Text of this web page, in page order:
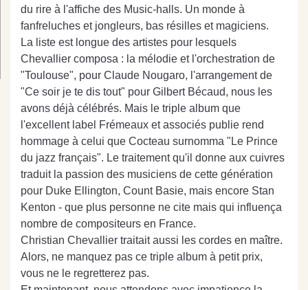
du rire à l'affiche des Music-halls. Un monde à
fanfreluches et jongleurs, bas résilles et magiciens.
La liste est longue des artistes pour lesquels
Chevallier composa : la mélodie et l'orchestration de
"Toulouse", pour Claude Nougaro, l'arrangement de
"Ce soir je te dis tout" pour Gilbert Bécaud, nous les
avons déjà célébrés. Mais le triple album que
l'excellent label Frémeaux et associés publie rend
hommage à celui que Cocteau surnomma "Le Prince
du jazz français". Le traitement qu'il donne aux cuivres
traduit la passion des musiciens de cette génération
pour Duke Ellington, Count Basie, mais encore Stan
Kenton - que plus personne ne cite mais qui influença
nombre de compositeurs en France.
Christian Chevallier traitait aussi les cordes en maître.
Alors, ne manquez pas ce triple album à petit prix,
vous ne le regretterez pas.